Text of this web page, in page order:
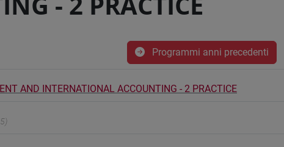
Programmi anni precedenti
AND INTERNATIONAL ACCOUNTING - 2 PRACTICE